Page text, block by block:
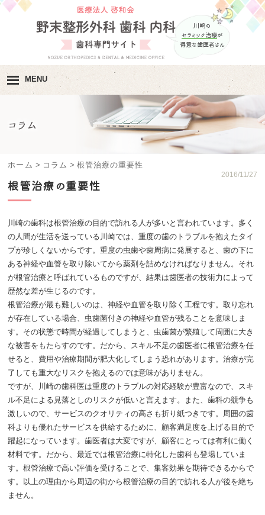
川崎の
セラミック治療が
得意な歯医者さん
MENU
医院紹介
診療内容･ 診療の流れ
料金･自費治療のメニュー
アクセス･診療時間
ご予約お問い合わせ
閉じる
コラム
ホーム > コラム > 根管治療の重要性
2016/11/27
根管治療の重要性
川崎の歯科は根管治療の目的で訪れる人が多いと言われています。多く
の人間が生活を送っている川崎では、重度の歯のトラブルを抱えたタイ
プが珍しくないからです。重度の虫歯や歯周病に発展すると、歯の下に
ある神経や血管を取り除いてから薬剤を詰めなければなりません。それ
が根管治療と呼ばれているものですが、結果は歯医者の技術力によって
歴然な差が生じるのです。
根管治療が最も難しいのは、神経や血管を取り除く工程です。取り忘れ
が存在している場合、虫歯菌付きの神経や血管が残ることを意味しま
す。その状態で時間が経過してしまうと、虫歯菌が繁殖して周囲に大き
な被害をもたらすのです。だから、スキル不足の歯医者に根管治療を任
せると、費用や治療期間が肥大化してしまう恐れがあります。治療が完
了しても重大なリスクを抱えるのでは意味がありません。
ですが、川崎の歯科医は重度のトラブルの対応経験が豊富なので、スキ
ル不足による見落としのリスクが低いと言えます。また、歯科の競争も
激しいので、サービスのクオリティの高さも折り紙つきです。周囲の歯
科よりも優れたサービスを供給するために、顧客満足度を上げる目的で
躍起になっています。歯医者は大変ですが、顧客にとっては有利に働く
材料です。だから、最近では根管治療に特化した歯科も登場していま
す。根管治療で高い評価を受けることで、集客効果を期待できるからで
す。以上の理由から周辺の街から根管治療の目的で訪れる人が後を絶ち
ません。